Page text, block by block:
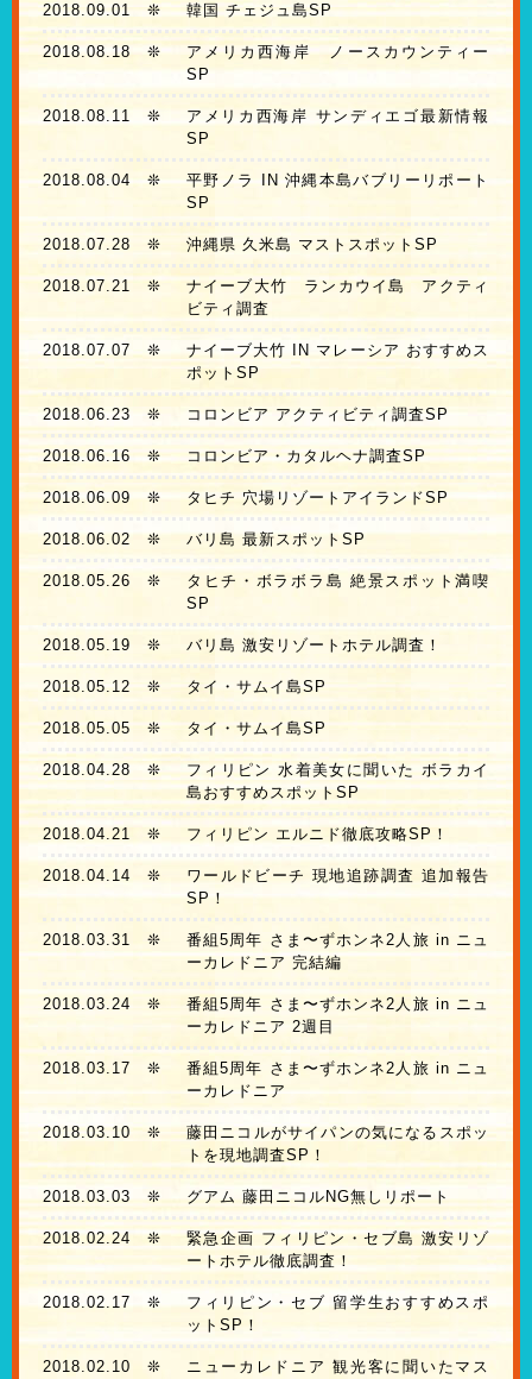
2018.09.01 ❊ 韓国 チェジュ島SP
2018.08.18❊
アメリカ西海岸 ノースカウンティー
SP
2018.08.11 ❊
アメリカ西海岸 サンディエゴ最新情報
SP
2018.08.04❊
平野ノラ IN 沖縄本島バブリーリポート
SP
2018.07.28 ❊ 沖縄県 久米島 マストスポットSP
2018.07.21 ❊
ナイーブ大竹 ランカウイ島 アクティ
ビティ調査
2018.07.07 ❊
ナイーブ大竹 IN マレーシア おすすめス
ポットSP
2018.06.23 ❊ コロンビア アクティビティ調査SP
2018.06.16❊ コロンビア・カタルヘナ調査SP
2018.06.09 ❊ タヒチ 穴場リゾートアイランドSP
2018.06.02 ❊ バリ島 最新スポットSP
2018.05.26 ❊
タヒチ・ボラボラ島 絶景スポット満喫
SP
2018.05.19 ❊ バリ島 激安リゾートホテル調査！
2018.05.12 ❊ タイ・サムイ島SP
2018.05.05 ❊ タイ・サムイ島SP
2018.04.28 ❊
フィリピン 水着美女に聞いた ボラカイ
島おすすめスポットSP
2018.04.21 ❊ フィリピン エルニド徹底攻略SP！
2018.04.14 ❊
ワールドビーチ 現地追跡調査 追加報告
SP！
2018.03.31 ❊
番組5周年 さま〜ずホンネ2人旅 in ニュ
ーカレドニア 完結編
2018.03.24 ❊
番組5周年 さま〜ずホンネ2人旅 in ニュ
ーカレドニア 2週目
2018.03.17 ❊
番組5周年 さま〜ずホンネ2人旅 in ニュ
ーカレドニア
2018.03.10 ❊
藤田ニコルがサイパンの気になるスポッ
トを現地調査SP！
2018.03.03❊ グアム 藤田ニコルNG無しリポート
2018.02.24❊
緊急企画 フィリピン・セブ島 激安リゾ
ートホテル徹底調査！
2018.02.17 ❊
フィリピン・セブ 留学生おすすめスポ
ットSP！
2018.02.10 ❊
ニューカレドニア 観光客に聞いたマス